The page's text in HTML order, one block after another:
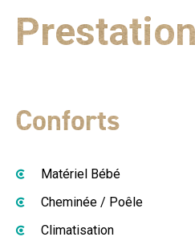
Conforts
Matériel Bébé
Cheminée / Poêle
Climatisation